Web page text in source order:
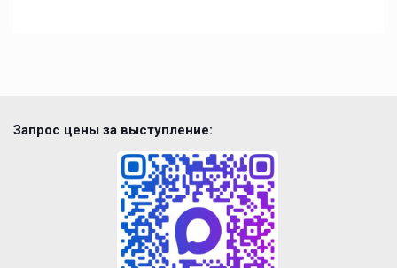
Запрос цены за выступление: